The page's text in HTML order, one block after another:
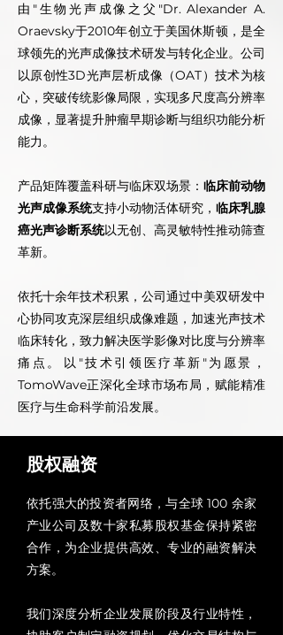
由"生物光声成像之父"Dr. Alexander A.
Oraevsky于2010年创立于美国休斯顿，是全
球领先的光声成像技术研发与转化企业。 公司
以原创性3D光声层析成像（OAT）技术为核
心，突破传统影像局限，实现多尺度高分辨率
成像，显著提升肿瘤早期诊断与组织功能分析
能力。
产品矩阵覆盖科研与临床双场景： 临床前动物
光声成像系统支持小动物活体研究， 临床乳腺
癌光声诊断系统以无创、高灵敏特性推动筛查
革新。
依托十余年技术积累，公司通过中美双研发中
心协同攻克深层组织成像难题，加速光声技术
临床转化，致力解决医学影像对比度与分辨率
痛点。
以"技术引领医疗革新"为愿景，
TomoWave正深化全球市场布局，赋能精准
医疗与生命科学前沿发展。
股权融资
依托强大的投资者网络，与全球 100 余家
产业公司及数十家私募股权基金保持紧密
合作，为企业提供高效、专业的融资解决
方案。
我们深度分析企业发展阶段及行业特性，